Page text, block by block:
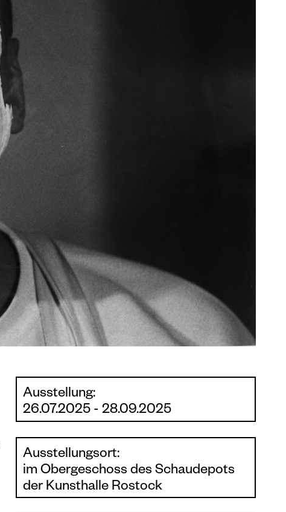
Ausstellung:
26.07.2025 - 28.09.2025
Ausstellungsort:
im Obergeschoss des Schaudepots
der Kunsthalle Rostock